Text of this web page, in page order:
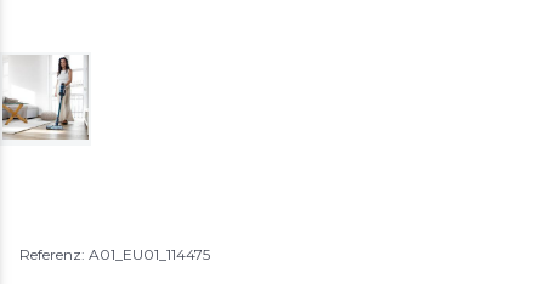
Referenz: A01_EU01_114475